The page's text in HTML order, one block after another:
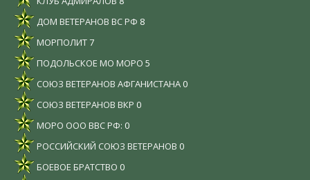
ДОМ ВЕТЕРАНОВ ВС РФ 8
МОРПОЛИТ7
ПОДОЛЬСКОЕ МО МОРО 5
СОЮЗ ВЕТЕРАНОВ АФГАНИСТАНА 0
СОЮЗ ВЕТЕРАНОВ ВКР 0
МОРО ООО ВВС РФ: 0
РОССИЙСКИЙ СОЮЗ ВЕТЕРАНОВ 0
БОЕВОЕ БРАТСТВО 0